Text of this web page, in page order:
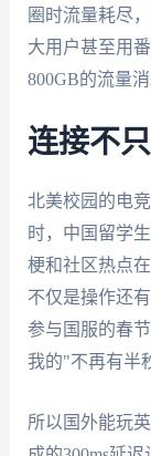
圈时流量耗尽
大用户甚至用
800GB的流量
连接不
北美校园的电
时，中国留学
梗和社区热点
不仅是操作还
参与国服的春
我的"不再有半
所以国外能玩